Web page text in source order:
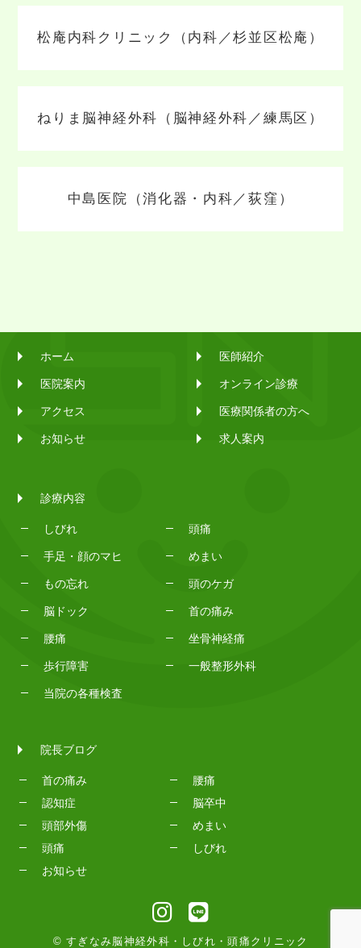
松庵内科クリニック（内科／杉並区松庵）
ねりま脳神経外科（脳神経外科／練馬区）
中島医院（消化器・内科／荻窪）
ホーム 医師紹介
医院案内 オンライン診療
アクセス 医療関係者の方へ
お知らせ 求人案内
診療内容
しびれ 頭痛
手足・顔のマヒ めまい
もの忘れ 頭のケガ
脳ドック 首の痛み
腰痛 坐骨神経痛
歩行障害 一般整形外科
当院の各種検査
院長ブログ
首の痛み
腰痛
認知症
脳卒中
頭部外傷
めまい
頭痛
しびれ
お知らせ
© すぎなみ脳神経外科・しびれ・頭痛クリニック